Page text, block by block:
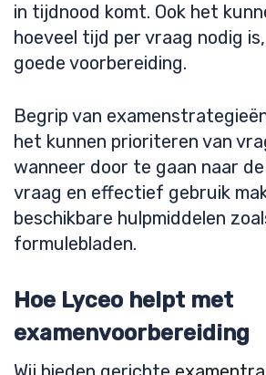
in tijdnood komt. Ook het
hoeveel tijd per vraag nodig
goede voorbereiding.
Begrip van
het kunnen prioriteren van
wanneer door te gaan naar
vraag en effectief gebruik
beschikbare hulpmiddelen
formulebladen.
Hoe Lyceo helpt met
examenvoorbereiding